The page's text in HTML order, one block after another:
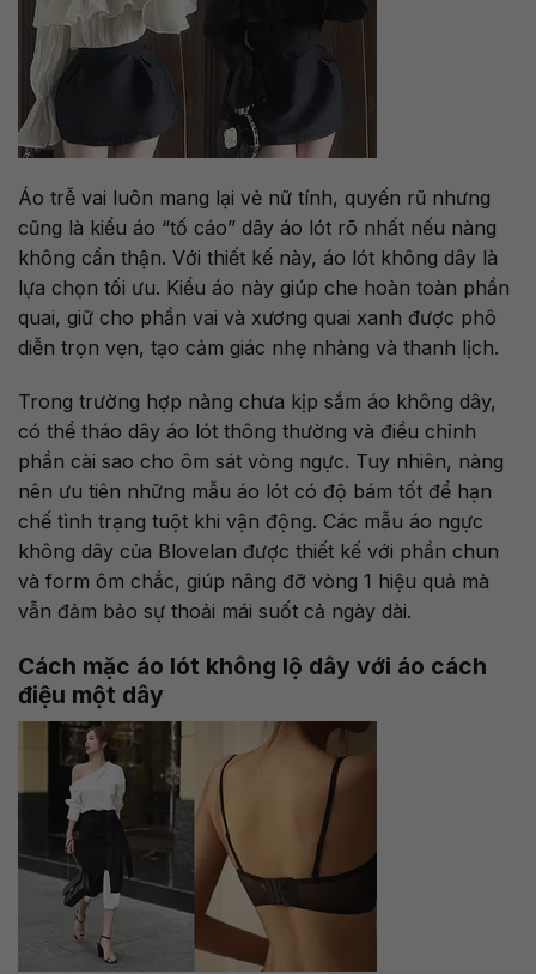
Áo trễ vai luôn mang lại vẻ nữ tính, quyến rũ nhưng
cũng là kiểu áo “tố cáo” dây áo lót rõ nhất nếu nàng
không cẩn thận. Với thiết kế này, áo lót không dây là
lựa chọn tối ưu. Kiểu áo này giúp che hoàn toàn phần
quai, giữ cho phần vai và xương quai xanh được phô
diễn trọn vẹn, tạo cảm giác nhẹ nhàng và thanh lịch.
Trong trường hợp nàng chưa kịp sắm áo không dây,
có thể tháo dây áo lót thông thường và điều chỉnh
phần cài sao cho ôm sát vòng ngực. Tuy nhiên, nàng
nên ưu tiên những mẫu áo lót có độ bám tốt để hạn
chế tình trạng tuột khi vận động. Các mẫu áo ngực
không dây của Blovelan được thiết kế với phần chun
và form ôm chắc, giúp nâng đỡ vòng 1 hiệu quả mà
vẫn đảm bảo sự thoải mái suốt cả ngày dài.
Cách mặc áo lót không lộ dây với áo cách
điệu một dây